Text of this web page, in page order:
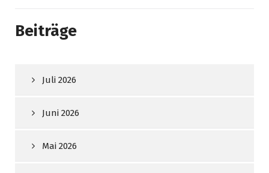
Beiträge
Juli 2026
Juni 2026
Mai 2026